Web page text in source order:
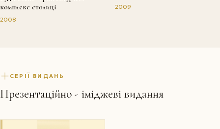
комплекс столиці
2008
2009
СЕРІЇ ВИДАНЬ
Презентаційно - іміджеві видання